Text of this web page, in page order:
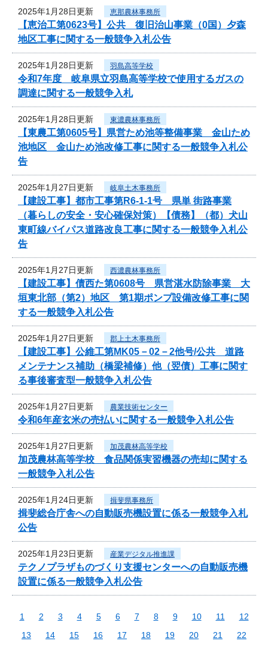
2025年1月28日更新 恵那農林事務所
【恵治工第0623号】公共 復旧治山事業（0国）夕森
地区工事に関する一般競争入札公告
2025年1月28日更新 羽島高等学校
令和7年度 岐阜県立羽島高等学校で使用するガスの
調達に関する一般競争入札
2025年1月28日更新 東濃農林事務所
【東農工第0605号】県営ため池等整備事業 金山ため
池地区 金山ため池改修工事に関する一般競争入札公
告
2025年1月27日更新 岐阜土木事務所
【建設工事】都市工事第R6-1-1号 県単 街路事業
（暮らしの安全・安心確保対策）【債務】（都）犬山
東町線バイパス道路改良工事に関する一般競争入札公
告
2025年1月27日更新 西濃農林事務所
【建設工事】債西た第0608号 県営湛水防除事業 大
垣東北部（第2）地区 第1期ポンプ設備改修工事に関
する一般競争入札公告
2025年1月27日更新 郡上土木事務所
【建設工事】公維工第MK05－02－2他号/公共 道路
メンテナンス補助（橋梁補修）他（翌債）工事に関す
る事後審査型一般競争入札公告
2025年1月27日更新 農業技術センター
令和6年産玄米の売払いに関する一般競争入札公告
2025年1月27日更新 加茂農林高等学校
加茂農林高等学校 食品関係実習機器の売却に関する
一般競争入札公告
2025年1月24日更新 揖斐県事務所
揖斐総合庁舎への自動販売機設置に係る一般競争入札
公告
2025年1月23日更新 産業デジタル推進課
テクノプラザものづくり支援センターへの自動販売機
設置に係る一般競争入札公告
1 2 3 4 5 6 7 8 9 10 11
12
13
14 15 16 17 18 19 20 21
22